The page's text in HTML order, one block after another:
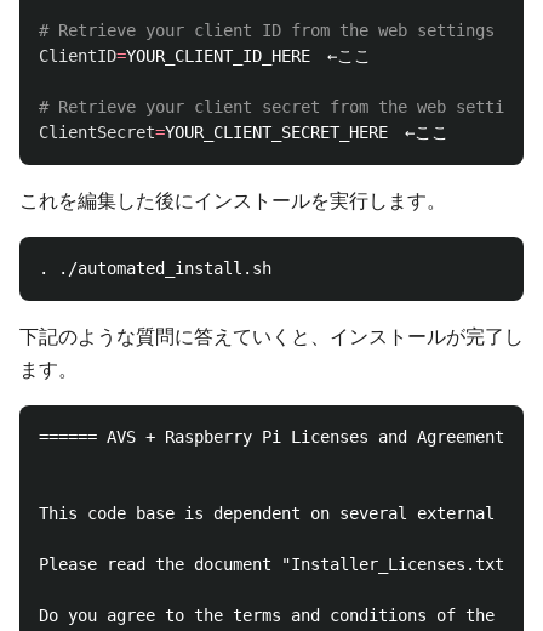
# Retrieve your client ID from the web settings tab
ClientID=YOUR_CLIENT_ID_HERE　←ここ
# Retrieve your client secret from the web settings
ClientSecret=
これを編集した後にインストールを実行します。
下記のような質問に答えていくと、インストールが完了し
ます。
====== AVS + Raspberry Pi Licenses and Agreement
This code base is dependent on several external
Please read the document "Installer_Licenses.txt"
Do you agree to the terms and conditions of the